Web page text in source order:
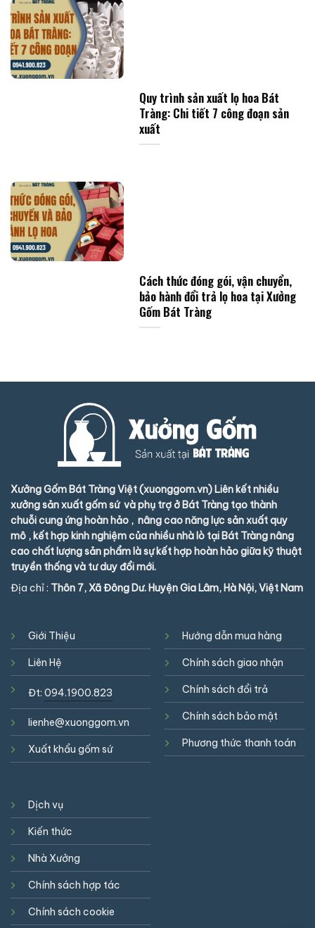
Quy trình sản xuất lọ hoa Bát
Tràng: Chi tiết 7 công đoạn sản
xuất
Cách thức đóng gói, vận chuyển,
bảo hành đổi trả lọ hoa tại Xưởng
Gốm Bát Tràng
Xưởng Gốm Bát Tràng Việt (xuonggom.vn) Liên kết nhiều
xưởng sản xuất gốm sứ và phụ trợ ở Bát Tràng tạo thành
chuỗi cung ứng hoàn hảo , nâng cao năng lực sản xuất quy
mô , kết hợp kinh nghiệm của nhiều nhà lò tại Bát Tràng nâng
cao chất lượng sản phẩm là sự kết hợp hoàn hảo giữa kỹ thuật
truyền thống và tư duy đổi mới.
Địa chỉ : Thôn 7, Xã Đông Dư. Huyện Gia Lâm, Hà Nội, Việt Nam
Giới Thiệu
Liên Hệ
Đt: 094.1900.823
lienhe@xuonggom.vn
Xuất khẩu gốm sứ
Hướng dẫn mua hàng
Chính sách giao nhận
Chính sách đổi trả
Chính sách bảo mật
Phương thức thanh toán
Dịch vụ
Kiến thức
Nhà Xưởng
Chính sách hợp tác
Chính sách cookie